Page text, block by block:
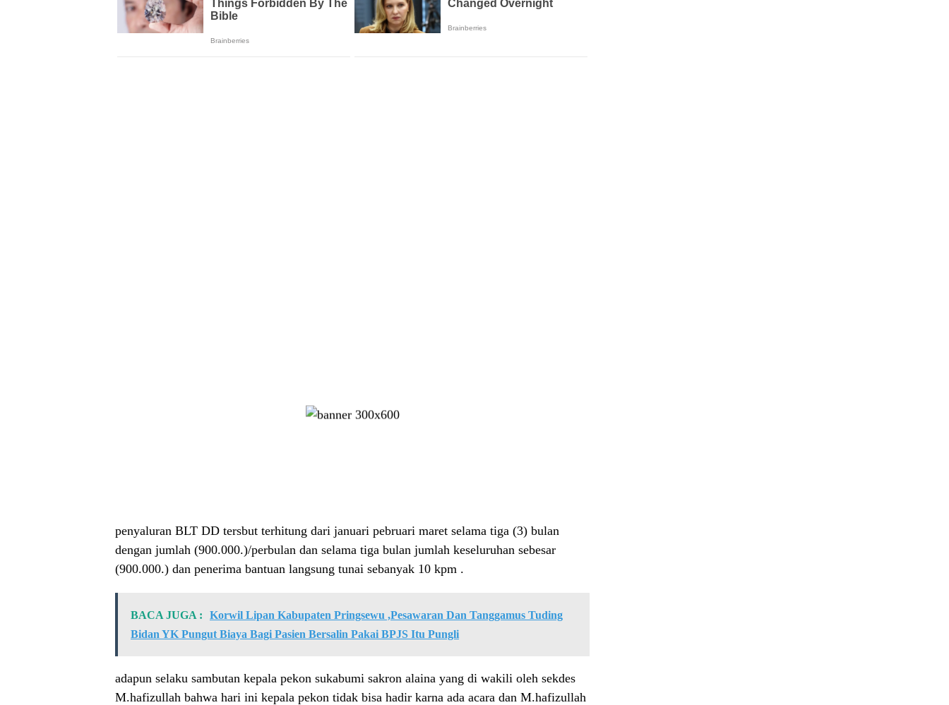
penyaluran BLT DD tersbut terhitung dari januari pebruari maret selama tiga (3) bulan
dengan jumlah (900.000.)/perbulan dan selama tiga bulan jumlah keseluruhan sebesar
(900.000.) dan penerima bantuan langsung tunai sebanyak 10 kpm .
BACA JUGA :
Korwil Lipan Kabupaten Pringsewu ,Pesawaran Dan Tanggamus Tuding
Bidan YK Pungut Biaya Bagi Pasien Bersalin Pakai BPJS Itu Pungli
adapun selaku sambutan kepala pekon sukabumi sakron alaina yang di wakili oleh sekdes
M.hafizullah bahwa hari ini kepala pekon tidak bisa hadir karna ada acara dan M.hafizullah